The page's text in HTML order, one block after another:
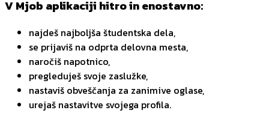
V Mjob aplikaciji hitro in enostavno:
najdeš najboljša študentska dela,
se prijaviš na odprta delovna mesta,
naročiš napotnico,
pregleduješ svoje zaslužke,
nastaviš obveščanja za zanimive oglase,
urejaš nastavitve svojega profila.